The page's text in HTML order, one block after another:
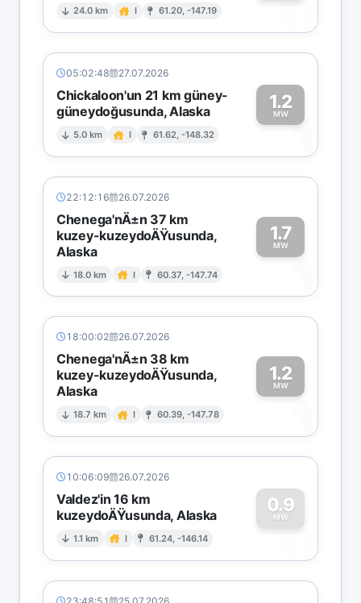
24.0 km I 61.20, -147.19 0
05:02:48 27.07.2026
Chickaloon'un 21 km güney-
güneydoğusunda, Alaska
5.0 km I 61.62, -148.32
1.2
MW1
22:12:16 26.07.2026
Chenega'nÄ±n 37 km
kuzey-kuzeydoÄŸusunda,
Alaska
18.0 km I 60.37, -147.74
1.7
MW
1
18:00:02 26.07.2026
Chenega'nÄ±n 38 km
kuzey-kuzeydoÄŸusunda,
Alaska
18.7 km I 60.39, -147.78
1.2
MW
1
10:06:09 26.07.2026
Valdez'in 16 km
kuzeydoÄŸusunda, Alaska
1.1 km I 61.24, -146.14
0.9
MW
0